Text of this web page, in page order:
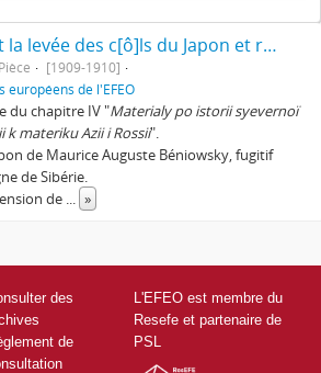
Vanbengorofu fait la levée des c[ô]ls du Japon et retourne en Europe de Dimitrii Pozdnyeef
Pièce
[1909-1910]
européens de l'EFEO
du chapitre IV "Materialy po istorii syevernoï
k materiku Azii i Rossii".
de Maurice Auguste Béniowsky, fugitif
de Sibérie.
de ... »
des
de
L'EFEO est membre du
Resefe et partenaire de
PSL